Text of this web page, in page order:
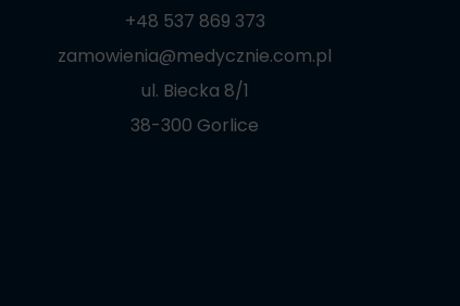
+48 537 869 373
zamowienia@medycznie.com.pl
ul. Biecka 8/1
38-300 Gorlice